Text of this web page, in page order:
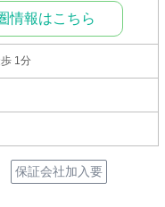
情報はこちら
1分
保証会社加入要